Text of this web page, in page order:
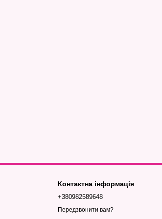
Контактна інформація
+380982589648
Передзвонити вам?